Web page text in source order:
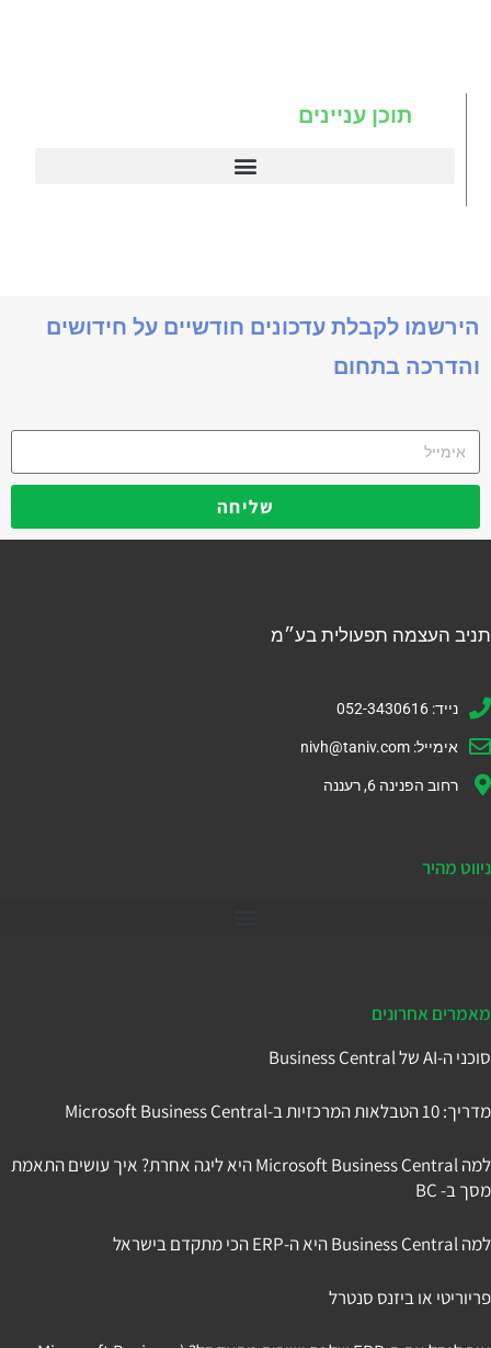
תוכן עניינים
הירשמו לקבלת עדכונים חודשיים על חידושים
והדרכה בתחום
שליחה
תניב העצמה תפעולית בע״מ
נייד: 052-3430616
אימייל: nivh@taniv.com
רחוב הפנינה 6, רעננה
ניווט מהיר
מאמרים אחרונים
סוכני ה-AI של Business Central
מדריך: 10 הטבלאות המרכזיות ב-Microsoft Business Central
למה Microsoft Business Central היא ליגה אחרת? איך עושים התאמת
מסך ב- BC
למה Business Central היא ה-ERP הכי מתקדם בישראל
פריוריטי או ביזנס סנטרל